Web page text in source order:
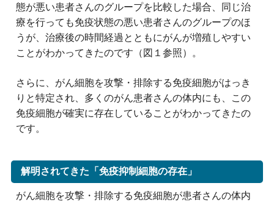
態が悪い患者さんのグループを比較した場合、同じ治
療を行っても免疫状態の悪い患者さんのグループのほ
うが、治療後の時間経過とともにがんが増殖しやすい
ことがわかってきたのです（図１参照）。
さらに、がん細胞を攻撃・排除する免疫細胞がはっき
りと特定され、多くのがん患者さんの体内にも、この
免疫細胞が確実に存在していることがわかってきたの
です。
解明されてきた「免疫抑制細胞の存在」
がん細胞を攻撃・排除する免疫細胞が患者さんの体内